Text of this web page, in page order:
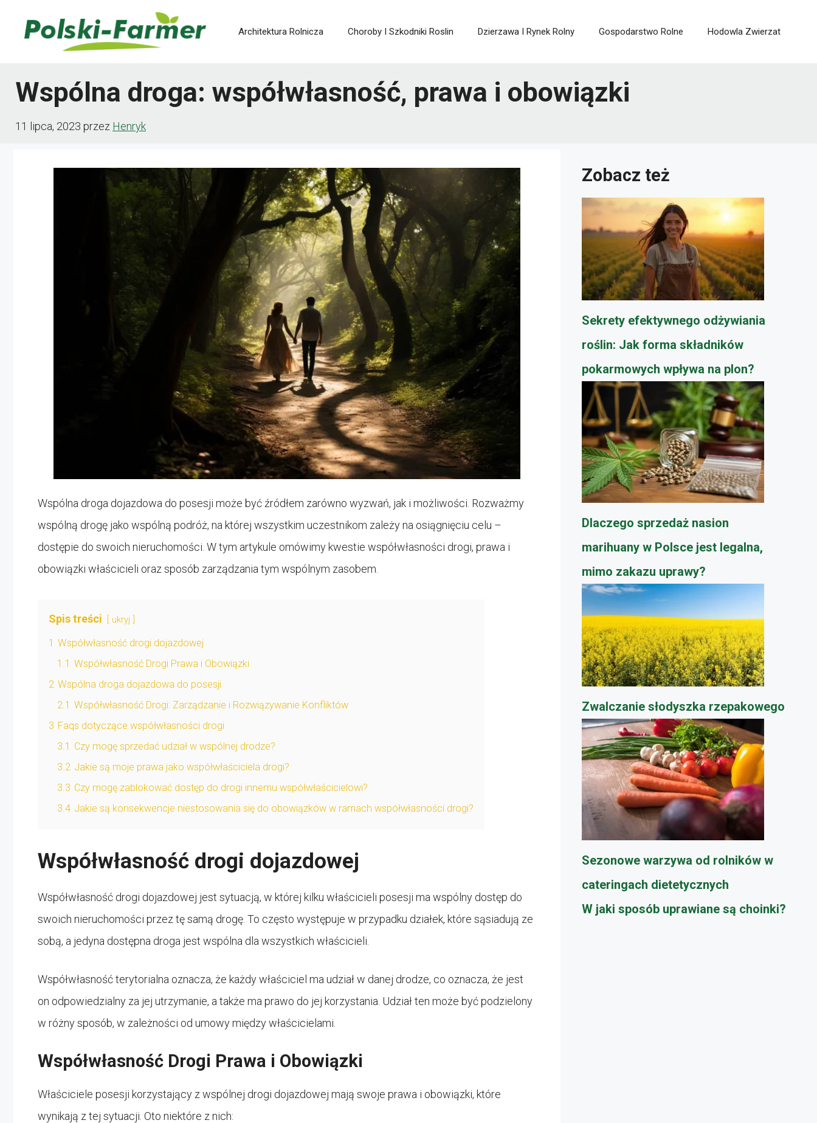
Architektura Rolnicza Choroby I Szkodniki Roslin Dzierzawa I Rynek Rolny Gospodarstwo Rolne Hodowla Zwierzat
Wspólna droga: współwłasność, prawa i obowiązki
11 lipca, 2023 przez Henryk
Wspólna droga dojazdowa do posesji może być źródłem zarówno wyzwań, jak i możliwości. Rozważmy
wspólną drogę jako wspólną podróż, na której wszystkim uczestnikom zależy na osiągnięciu celu –
dostępie do swoich nieruchomości. W tym artykule omówimy kwestie współwłasności drogi, prawa i
obowiązki właścicieli oraz sposób zarządzania tym wspólnym zasobem.
Spis treści ukryj
1 Współwłasność drogi dojazdowej
1.1 Współwłasność Drogi Prawa i Obowiązki
2 Wspólna droga dojazdowa do posesji
2.1 Współwłasność Drogi: Zarządzanie i Rozwiązywanie Konfliktów
3 Faqs dotyczące współwłasności drogi
3.1 Czy mogę sprzedać udział w wspólnej drodze?
3.2 Jakie są moje prawa jako współwłaściciela drogi?
3.3 Czy mogę zablokować dostęp do drogi innemu współwłaścicielowi?
3.4 Jakie są konsekwencje niestosowania się do obowiązków w ramach współwłasności drogi?
Współwłasność drogi dojazdowej
Współwłasność drogi dojazdowej jest sytuacją, w której kilku właścicieli posesji ma wspólny dostęp do
swoich nieruchomości przez tę samą drogę. To często występuje w przypadku działek, które sąsiadują ze
sobą, a jedyna dostępna droga jest wspólna dla wszystkich właścicieli.
Współwłasność terytorialna oznacza, że każdy właściciel ma udział w danej drodze, co oznacza, że ​​jest
on odpowiedzialny za jej utrzymanie, a także ma prawo do jej korzystania. Udział ten może być podzielony
w różny sposób, w zależności od umowy między właścicielami.
Współwłasność Drogi Prawa i Obowiązki
Właściciele posesji korzystający z wspólnej drogi dojazdowej mają swoje prawa i obowiązki, które
wynikają z tej sytuacji. Oto niektóre z nich:
Zobacz też
Sekrety efektywnego odżywiania
roślin: Jak forma składników
pokarmowych wpływa na plon?
Dlaczego sprzedaż nasion
marihuany w Polsce jest legalna,
mimo zakazu uprawy?
​Zwalczanie słodyszka rzepakowego
Sezonowe warzywa od rolników w
cateringach dietetycznych
W jaki sposób uprawiane są choinki?